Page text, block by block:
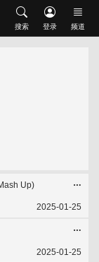
搜索 登录 频道
搜索
Up)
2025-01-25
2025-01-25